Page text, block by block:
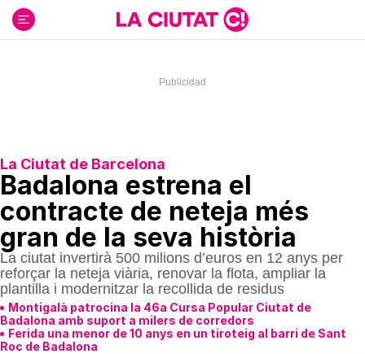
contenido
La Ciutat de Barcelona
Badalona estrena el
contracte de neteja més
gran de la seva història
La ciutat invertirà 500 milions d’euros en 12 anys per
reforçar la neteja viària, renovar la flota, ampliar la
plantilla i modernitzar la recollida de residus
Montigalà patrocina la 46a Cursa Popular Ciutat de
Badalona amb suport a milers de corredors
Ferida una menor de 10 anys en un tiroteig al barri de Sant
Roc de Badalona